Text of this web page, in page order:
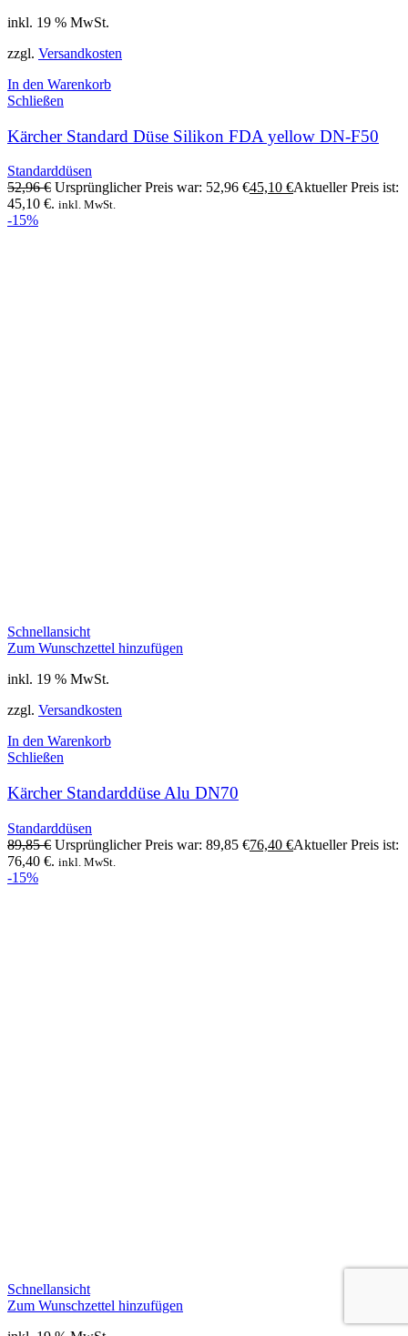
inkl. 19 % MwSt.
zzgl. Versandkosten
In den Warenkorb
Schließen
Kärcher Standard Düse Silikon FDA yellow DN-F50
Standarddüsen
52,96€ Ursprünglicher Preis war: 52,96 €45,10 €Aktueller Preis ist:
45,10 €. inkl. MwSt.
-15%
Schnellansicht
Zum Wunschzettel hinzufügen
inkl. 19 % MwSt.
zzgl. Versandkosten
In den Warenkorb
Schließen
Kärcher Standarddüse Alu DN70
Standarddüsen
89,85€ Ursprünglicher Preis war: 89,85 €76,40 €Aktueller Preis ist:
76,40 €. inkl. MwSt.
-15%
Schnellansicht
Zum Wunschzettel hinzufügen